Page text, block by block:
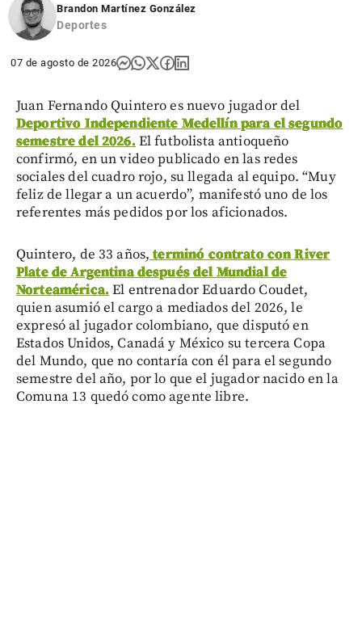
Brandon Martínez González
Deportes
07 de agosto de 2026
Juan Fernando Quintero es nuevo jugador del
Deportivo Independiente Medellín para el segundo
semestre del 2026. El futbolista antioqueño
confirmó, en un video publicado en las redes
sociales del cuadro rojo, su llegada al equipo. “Muy
feliz de llegar a un acuerdo”, manifestó uno de los
referentes más pedidos por los aficionados.
Quintero, de 33 años, terminó contrato con River
Plate de Argentina después del Mundial de
Norteamérica. El entrenador Eduardo Coudet,
quien asumió el cargo a mediados del 2026, le
expresó al jugador colombiano, que disputó en
Estados Unidos, Canadá y México su tercera Copa
del Mundo, que no contaría con él para el segundo
semestre del año, por lo que el jugador nacido en la
Comuna 13 quedó como agente libre.